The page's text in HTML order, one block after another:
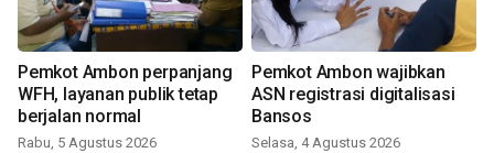
Pemkot Ambon perpanjang
WFH, layanan publik tetap
berjalan normal
Rabu, 5 Agustus 2026
Pemkot Ambon wajibkan
ASN registrasi digitalisasi
Bansos
Selasa, 4 Agustus 2026